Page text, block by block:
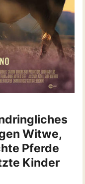
Witwe,
Pferde
Kinder